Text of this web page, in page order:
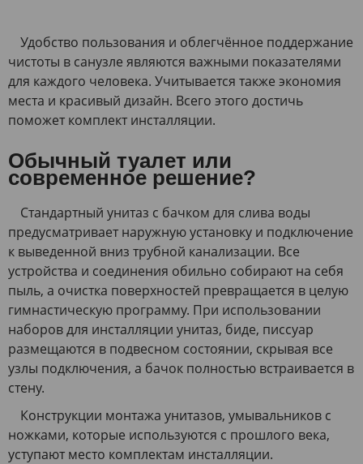
Удобство пользования и облегчённое поддержание
чистоты в санузле являются важными показателями
для каждого человека. Учитывается также экономия
места и красивый дизайн. Всего этого достичь
поможет комплект инсталляции.
Обычный туалет или
современное решение?
Стандартный унитаз с бачком для слива воды
предусматривает наружную установку и подключение
к выведенной вниз трубной канализации. Все
устройства и соединения обильно собирают на себя
пыль, а очистка поверхностей превращается в целую
гимнастическую программу. При использовании
наборов для инсталляции унитаз, биде, писсуар
размещаются в подвесном состоянии, скрывая все
узлы подключения, а бачок полностью встраивается в
стену.
Конструкции монтажа унитазов, умывальников с
ножками, которые используются с прошлого века,
уступают место комплектам инсталляции.